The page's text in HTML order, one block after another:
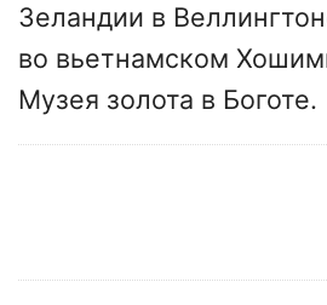
Зеландии в
во вьетнамском
Музея золота в Боготе.